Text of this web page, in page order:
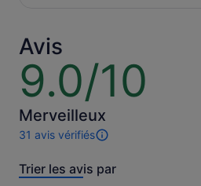
adulte
Avis
9.0/10
9.0
sur
10
Merveilleux
31 avis vérifiés
31 avis
cette
Trier les avis par